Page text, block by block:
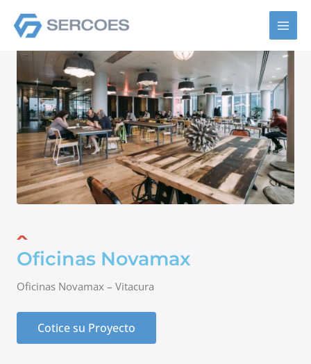
contenido
Oficinas Novamax
Oficinas Novamax – Vitacura
Cotice su Proyecto